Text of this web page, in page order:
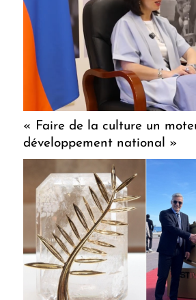
« Faire de la culture un
développement national »